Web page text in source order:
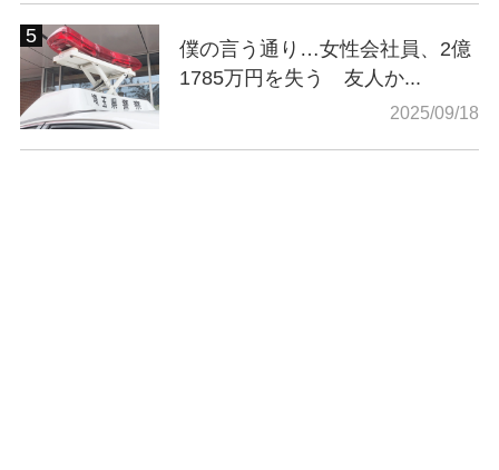
僕の言う通り…女性会社員、2億
1785万円を失う 友人か...
2025/09/18